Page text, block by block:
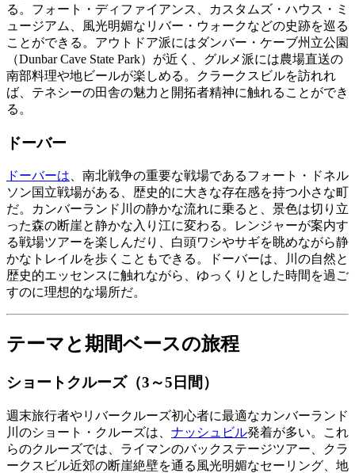
る。フォート・ディファイアンス、カスタムズ・ハウス・ミ
ュージアム、風光明媚なリバー・ウォークなどの史跡を巡る
ことができる。アウトドア派にはダンバー・ケーブ州立公園
（Dunbar Cave State Park）が近く、グルメ派には農場直送の
南部料理や地ビールが楽しめる。クラークスビルを訪れれ
ば、テネシーの田舎の魅力と開拓者精神に触れることができ
る。
ドーバー
ドーバーは 、南北戦争の重要な戦場であるフォート・ドネル
ソン国立戦場がある、歴史的に大きな存在感を持つ小さな町
だ。カンバーランド川の静かな流れに乗ると、景色は切り立
った森の断崖と静かな入り江に変わる。レンジャーが案内す
る戦場ツアーを楽しんだり、白頭ワシやサギを眺めながら静
かなトレイルを歩くこともできる。ドーバーは、川の自然と
歴史的エッセンスに触れながら、ゆっくりとした時間を過ご
すのに理想的な場所だ。
テーマと期間ベースの旅程
ショートクルーズ（3～5日間）
週末旅行者やリバークルーズ初心者に最適なカンバーランド
川のショート・クルーズは、 ナッシュビル発着が多い。これ
らのクルーズでは、ライマンのバックステージツアー、クラ
ークスビル近郊の断崖絶壁を通る風光明媚なセーリング、地